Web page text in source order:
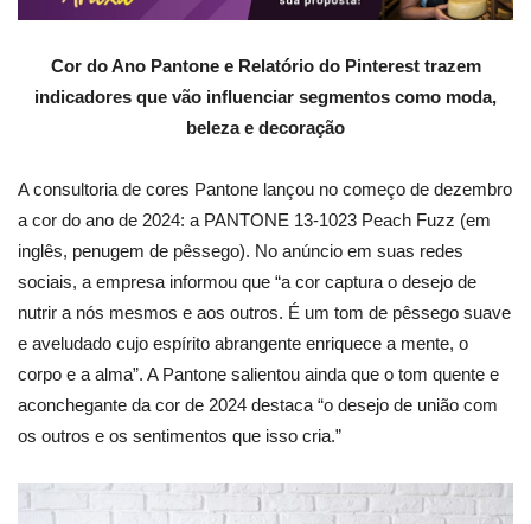
Cor do Ano Pantone e Relatório do Pinterest trazem
indicadores que vão influenciar segmentos como moda,
beleza e decoração
A consultoria de cores Pantone lançou no começo de dezembro
a cor do ano de 2024: a PANTONE 13-1023 Peach Fuzz (em
inglês, penugem de pêssego). No anúncio em suas redes
sociais, a empresa informou que “a cor captura o desejo de
nutrir a nós mesmos e aos outros. É um tom de pêssego suave
e aveludado cujo espírito abrangente enriquece a mente, o
corpo e a alma”. A Pantone salientou ainda que o tom quente e
aconchegante da cor de 2024 destaca “o desejo de união com
os outros e os sentimentos que isso cria.”